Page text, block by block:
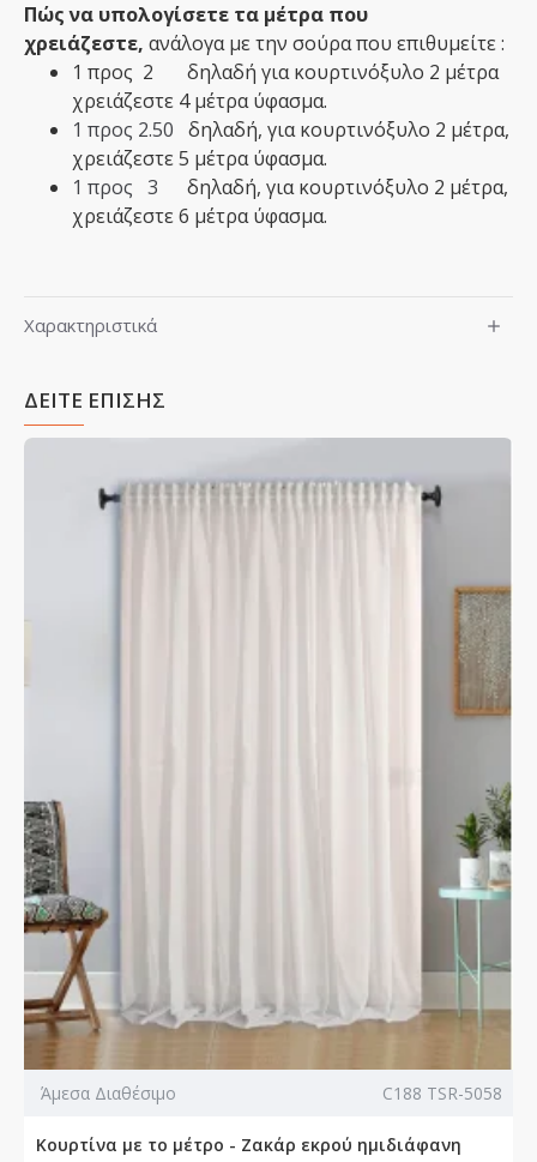
Πώς να υπολογίσετε τα μέτρα που
χρειάζεστε, ανάλογα με την σούρα που επιθυμείτε :
1 προς 2 δηλαδή για κουρτινόξυλο 2 μέτρα
χρειάζεστε 4 μέτρα ύφασμα.
1 προς 2.50 δηλαδή, ​για κουρτινόξυλο 2 μέτρα,
χρειάζεστε 5 μέτρα ύφασμα.
1 προς 3 δηλαδή,​ για κουρτινόξυλο 2 μέτρα,
χρειάζεστε 6 μέτρα ύφασμα.
Χαρακτηριστικά
ΔΕΙΤΕ ΕΠΙΣΗΣ
Άμεσα Διαθέσιμο C188 TSR-5058
Κουρτίνα με το μέτρο - Ζακάρ εκρού ημιδιάφανη